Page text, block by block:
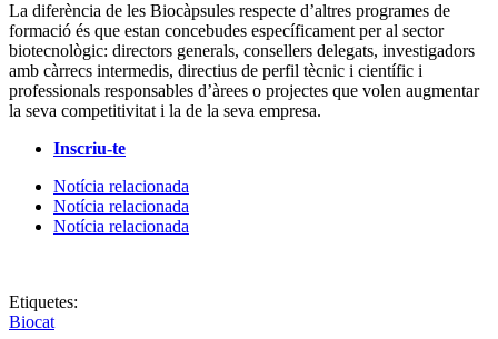
La diferència de les Biocàpsules respecte d’altres programes de
formació és que estan concebudes específicament per al sector
biotecnològic: directors generals, consellers delegats, investigadors
amb càrrecs intermedis, directius de perfil tècnic i científic i
professionals responsables d’àrees o projectes que volen augmentar
la seva competitivitat i la de la seva empresa.
Inscriu-te
Notícia relacionada
Notícia relacionada
Notícia relacionada
Etiquetes:
Biocat